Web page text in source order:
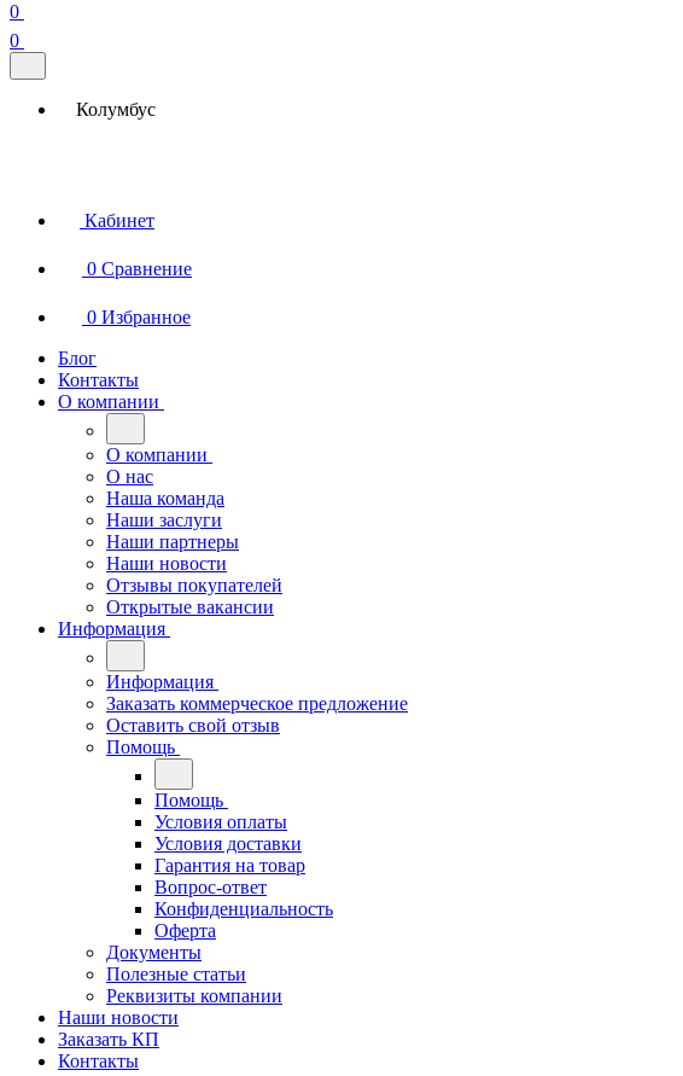
0
0
Колумбус
Кабинет
0 Сравнение
0 Избранное
Блог
Контакты
О компании
О компании
О нас
Наша команда
Наши заслуги
Наши партнеры
Наши новости
Отзывы покупателей
Открытые вакансии
Информация
Информация
Заказать коммерческое предложение
Оставить свой отзыв
Помощь
Помощь
Условия оплаты
Условия доставки
Гарантия на товар
Вопрос-ответ
Конфиденциальность
Оферта
Документы
Полезные статьи
Реквизиты компании
Наши новости
Заказать КП
Контакты